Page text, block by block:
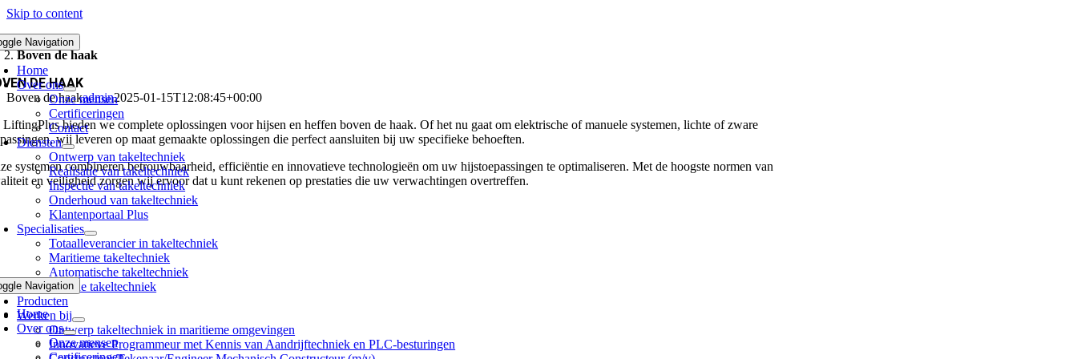
Skip to content
Navigation
Home
Over ons
Onze mensen
Certificeringen
Contact
Diensten
Ontwerp van takeltechniek
Realisatie van takeltechniek
Inspectie van takeltechniek
Onderhoud van takeltechniek
Klantenportaal Plus
Specialisaties
Totaalleverancier in takeltechniek
Maritieme takeltechniek
Automatische takeltechniek
Schone takeltechniek
Producten
Werken bij
Ontwerp takeltechniek in maritieme omgevingen
Innovatieve Programmeur met Kennis van Aandrijftechniek en PLC-besturingen
Navigation
Home
Over ons
Onze mensen
Producten
Boven de haak
DE HAAK
Boven de haakadmin2025-01-15T12:08:45+00:00
bieden we complete oplossingen voor hijsen en heffen boven de haak. Of het nu gaat om elektrische of manuele systemen, lichte of zware
wij leveren op maat gemaakte oplossingen die perfect aansluiten bij uw specifieke behoeften.
systemen combineren betrouwbaarheid, efficiëntie en innovatieve technologieën om uw hijstoepassingen te optimaliseren. Met de hoogste normen van
en veiligheid zorgen wij ervoor dat u kunt rekenen op prestaties die uw verwachtingen overtreffen.